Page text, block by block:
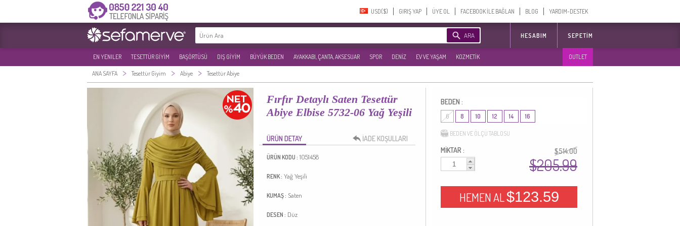
USD($)‎ GIRIŞ YAP ÜYE OL FACEBOOK İLE BAĞLAN BLOG YARDIM-DESTEK
ARA HESABIM SEPETIM
EN YENILER TESETTÜR GİYİM BAŞÖRTÜSÜ DIŞ GİYİM BÜYÜK BEDEN AYAKKABI, ÇANTA, AKSESUAR SPOR DENİZ EV VE YAŞAM KOZMETİK OUTLET
ANA SAYFA > Tesettür Giyim > Abiye > Tesettür Abiye
Fırfır Detaylı Saten Tesettür
Abiye Elbise 5732-06 Yağ Yeşili
ÜRÜN DETAY İADE KOŞULLARI
ÜRÜN KODU : 1051458
RENK : Yağ Yeşili
KUMAŞ : Saten
DESEN : Düz
BEDEN :
6 8 10 12 14 16
BEDEN VE ÖLÇÜ TABLOSU
MİKTAR : $514.00
$205.99
HEMEN AL$123.59